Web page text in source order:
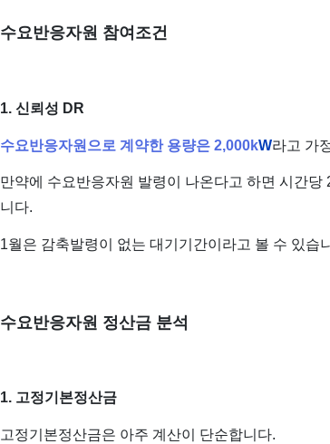
수요반응자원 참여조건
1. 신뢰성 DR
수요반응자원으로 계약한 용량은 2,000kW라고 가
만약에 수요반응자원 발령이 나온다고 하면 시간
니다.
1월은 감축발령이 없는 대기기간이라고 볼 수 있습
수요반응자원 정산금 분석
1. 고정기본정산금
고정기본정산금은 아주 계산이 단순합니다.